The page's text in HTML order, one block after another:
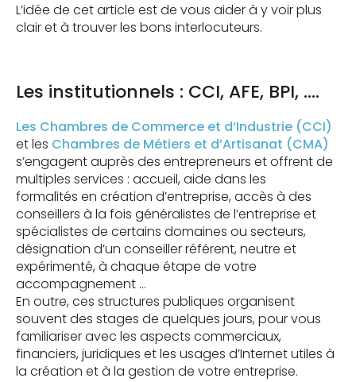
L’idée de cet article est de vous aider à y voir plus
clair et à trouver les bons interlocuteurs.
Les institutionnels : CCI, AFE, BPI, ….
Les Chambres de Commerce et d‘Industrie (CCI)
et les Chambres de Métiers et d’Artisanat (CMA)
s’engagent auprès des entrepreneurs et offrent de
multiples services : accueil, aide dans les
formalités en création d’entreprise, accès à des
conseillers à la fois généralistes de l’entreprise et
spécialistes de certains domaines ou secteurs,
désignation d’un conseiller référent, neutre et
expérimenté, à chaque étape de votre
accompagnement …
En outre, ces structures publiques organisent
souvent des stages de quelques jours, pour vous
familiariser avec les aspects commerciaux,
financiers, juridiques et les usages d’Internet utiles à
la création et à la gestion de votre entreprise.